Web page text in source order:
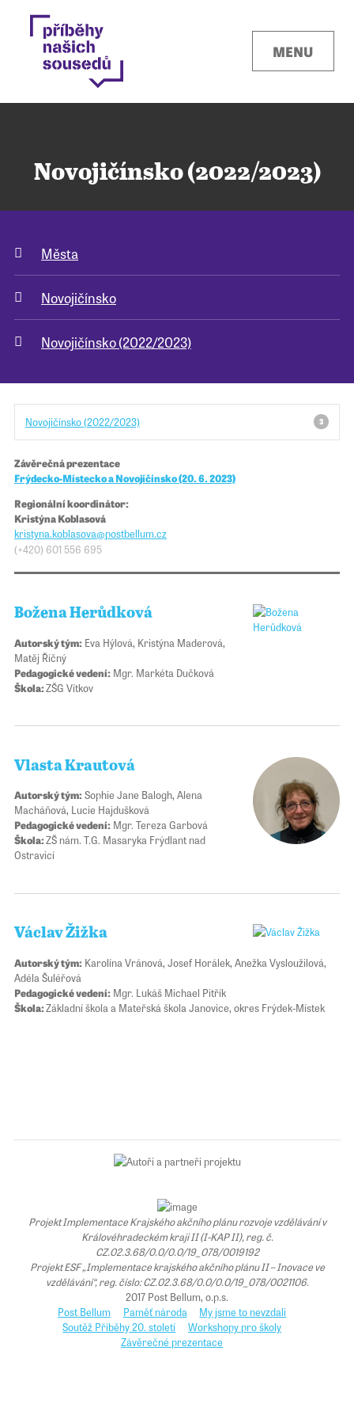
MENU
Kontakty
Místa
O projektu
Pro města
Příběhy našich sousedů
Novojičínsko (2022/2023)
Města
Novojičínsko
Novojičínsko (2022/2023)
Novojičínsko (2022/2023) 3
Závěrečná prezentace
Frýdecko-Místecko a Novojíčínsko (20. 6. 2023)
Regionální koordinátor:
Kristýna Koblasová
kristyna.koblasova@​​postbellum.cz
(+420) 601 556 695
Božena Herůdková
Autorský tým: Eva Hýlová, Kristýna Maderová,
Matěj Říčný
Pedagogické vedení: Mgr. Markéta Dučková
Škola:ZŠG Vítkov
Vlasta Krautová
Autorský tým:Sophie Jane Balogh, Alena
Macháňová, Lucie Hajdušková
Pedagogické vedení: Mgr. Tereza Garbová
Škola:ZŠ nám. T.G. Masaryka Frýdlant nad
Ostravicí
Václav Žižka
Autorský tým: Karolína Vránová, Josef Horálek, Anežka Vysloužilová,
Adéla Šuléřová
Pedagogické vedení: Mgr. Lukáš Michael Pitřík
Škola:Základní škola a Mateřská škola Janovice, okres Frýdek-Místek
Projekt Implementace Krajského akčního plánu rozvoje vzdělávání v
Královéhradeckém kraji II (I-KAP II), reg. č.
CZ.02.3.68/0.0/0.0/19_078/0019192
Projekt ESF „Implementace krajského akčního plánu II – Inovace ve
vzdělávání“, reg. číslo: CZ.02.3.68/0.0/0.0/19_078/0021106.
2017 Post Bellum, o.p.s.
Post Bellum
Paměť národa
My jsme to nevzdali
Soutěž Příběhy 20. století
Workshopy pro školy
Závěrečné prezentace